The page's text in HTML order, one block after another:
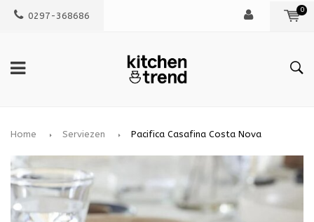
0297-368686
0
Home Serviezen Pacifica Casafina Costa Nova